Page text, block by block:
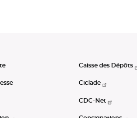
Caisse des Dépôts
Ciclade
CDC-Net